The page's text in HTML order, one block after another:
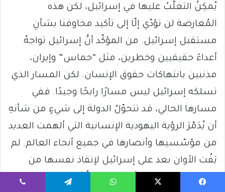
يُمكِنُ التغلُّبُ عليها في إسرائيل، لكن هذه
المُعارضة لن تؤدّي إلّا إلى تأكيد مخاوفنا بشأنِ
مستقبل إسرائيل. من المؤكّد أنَّ إسرائيل تواجهُ
أعداءً حقيقيين وخطرين، مثل “حماس” وإيران،
مذنبين بانتهاكات حقوق الإنسان. لكن المسار الذي
تسلكه إسرائيل ليس مسارًا رابحًا وجيدًا. ففي
مسارها الحالي، قد تتحوّلُ الدولة إلى شيءٍ من شأنهِ
أن يُدَمّرَ الرؤية اليهودية الإنسانية التي ألهمت العديد
من مؤسّسيها وأنصارها في جميع أنحاء العالم. لم
يَفُت الأوان بعد على إسرائيل لإنقاذ نفسها من
زوالها وإيجادِ طريقٍ آخر للمضي قُدُمًا.